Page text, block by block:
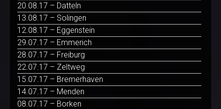
20.08.17 – Datteln
13.08.17 – Solingen
12.08.17 – Eggenstein
29.07.17 – Emmerich
28.07.17 – Freiburg
22.07.17 – Zeltweg
15.07.17 – Bremerhaven
14.07.17 – Menden
08.07.17 – Borken